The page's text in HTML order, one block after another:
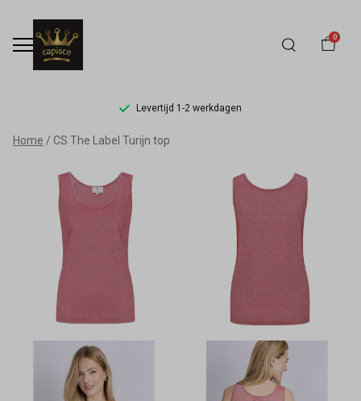
0
Levertijd 1-2 werkdagen
CS
Label
Turijn
Capisce
Mode
Home CS The Label Turijn top